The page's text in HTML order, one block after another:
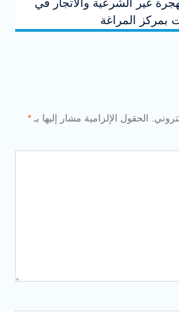
غير الشرعية والاتجار في
بمركز المراغة
الحقول الإلزامية مشار إليها بـ *